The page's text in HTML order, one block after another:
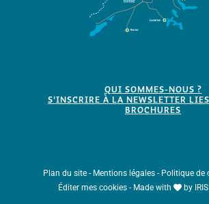
QUI SOMMES-NOUS ?
S'INSCRIRE À LA NEWSLETTER
BROCHURES
Plan du site - Mentions légales - Politique de
Éditer mes cookies - Made with by